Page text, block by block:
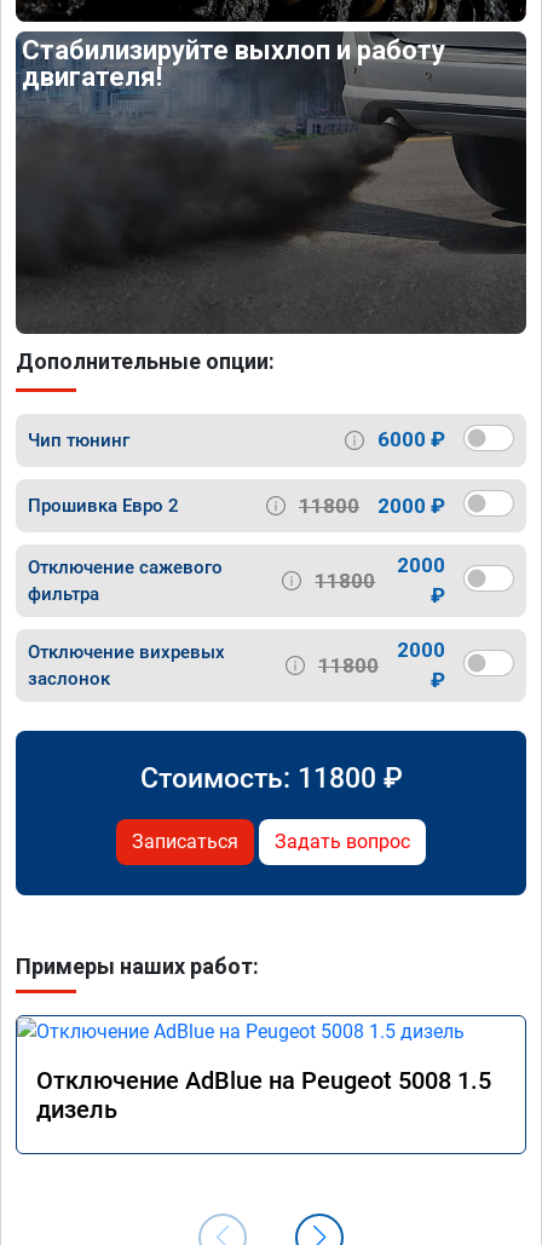
Стабилизируйте выхлоп и работу
двигателя!
Дополнительные опции:
Чип тюнинг 6000 ₽
Прошивка Евро 2 11800 2000 ₽
Отключение сажевого
фильтра
11800
2000
₽
Отключение вихревых
заслонок
11800
2000
₽
Стоимость: 11800 ₽
Записаться Задать вопрос
Примеры наших работ:
Отключение AdBlue на Peugeot 5008 1.5
дизель